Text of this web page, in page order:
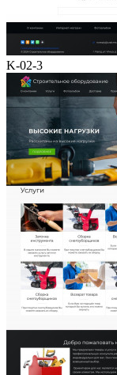
K-02-3